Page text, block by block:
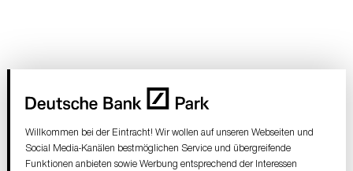
Willkommen bei der Eintracht! Wir wollen auf unseren Webseiten und
Social Media-Kanälen bestmöglichen Service und übergreifende
Funktionen anbieten sowie Werbung entsprechend der Interessen